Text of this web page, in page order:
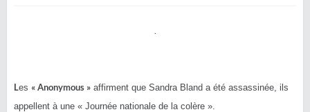
Les « Anonymous » affirment que Sandra Bland a été assassinée, ils
appellent à une « Journée nationale de la colère ».